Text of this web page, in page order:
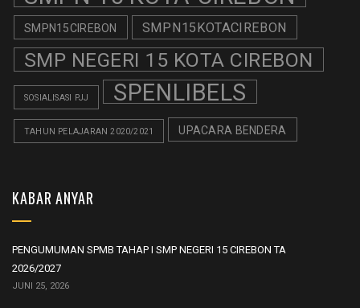
SMPN15CIREBON SMPN15KOTACIREBON
SMP NEGERI 15 KOTA CIREBON
SOSIALISASI PJJ SPENLIBELS
TAHUN PELAJARAN 2020/2021 UPACARA BENDERA
KABAR ANYAR
PENGUMUMAN SPMB TAHAP I SMP NEGERI 15 CIREBON TA
2026/2027
JUNI 25, 2026